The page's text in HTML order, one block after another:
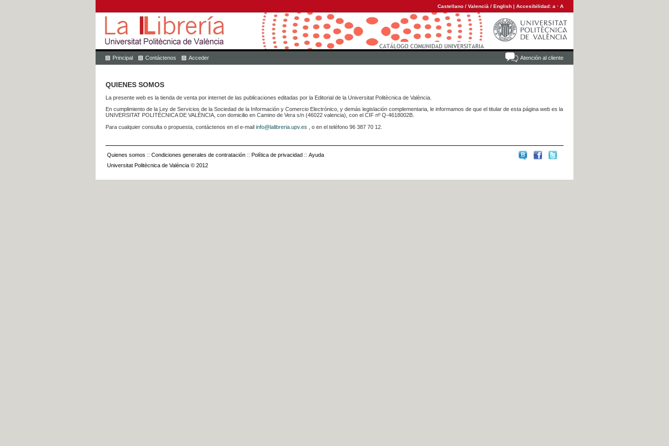
Castellano / Valencià / English | Accesibilidad: a · A
Atención al cliente
Principal Contáctenos Acceder
QUIENES SOMOS
La presente web es la tienda de venta por internet de las publicaciones editadas por la Editorial de la Universitat Politècnica de València.
En cumplimiento de la Ley de Servicios de la Sociedad de la Información y Comercio Electrónico, y demás legislación complementaria, le informamos de que el titular de esta página web es la
UNIVERSITAT POLITÈCNICA DE VALÈNCIA, con domicilio en Camino de Vera s/n (46022 valencia), con el CIF nº Q-4618002B.
Para cualquier consulta o propuesta, contáctenos en el e-mail info@lalibreria.upv.es , o en el teléfono 96 387 70 12.
Quienes somos :: Condiciones generales de contratación :: Política de privacidad :: Ayuda
Universitat Politècnica de València © 2012